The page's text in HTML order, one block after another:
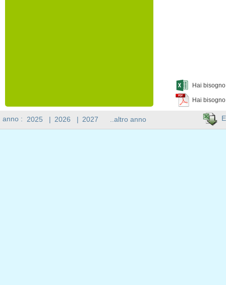
Hai
Hai
anno : 2025 | 2026 | 2027 ..altro anno